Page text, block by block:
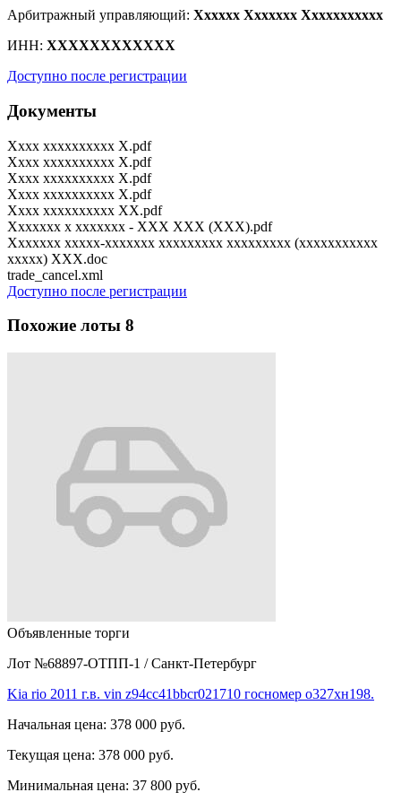
Арбитражный управляющий: Xxxxxx Xxxxxxx Xxxxxxxxxxx
ИНН: XXXXXXXXXXXX
Доступно после регистрации
Документы
Xxxx xxxxxxxxxx X.pdf
Xxxx xxxxxxxxxx X.pdf
Xxxx xxxxxxxxxx X.pdf
Xxxx xxxxxxxxxx X.pdf
Xxxx xxxxxxxxxx XX.pdf
Xxxxxxx x xxxxxxx - XXX XXX (XXX).pdf
Xxxxxxx xxxxx-xxxxxxx xxxxxxxxx xxxxxxxxx (xxxxxxxxxxx
xxxxx) XXX.doc
trade_cancel.xml
Доступно после регистрации
Похожие лоты 8
Объявленные торги
Лот №68897-ОТПП-1 / Санкт-Петербург
Kia rio 2011 г.в. vin z94cc41bbcr021710 госномер о327хн198.
Начальная цена: 378 000 руб.
Текущая цена: 378 000 руб.
Минимальная цена: 37 800 руб.